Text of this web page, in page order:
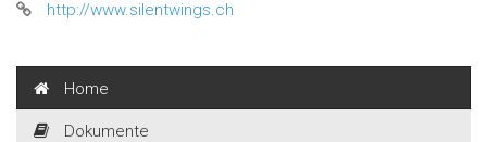
http://www.silentwings.ch
Home
Dokumente